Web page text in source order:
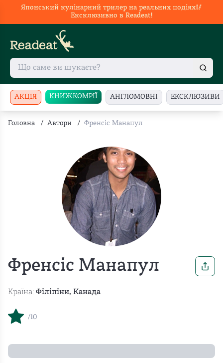
Японський кулінарний трилер на реальних подіях🥢
Ексклюзивно в Readeat!
АКЦІЯ КНИЖКОМРІЇ АНГЛОМОВНІ ЕКСКЛЮЗИВИ
Головна / Автори / Френсіс Манапул
Френсіс Манапул
Країна: Філіпіни, Канада
/10